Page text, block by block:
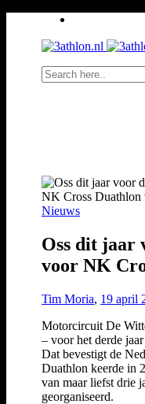
NK Cross Duathlon
Nieuws
Oss dit jaar
voor NK
Tim Moria, 19 april
Motorcircuit De
– voor het derde
Dat bevestigt de
Duathlon keerde in
van maar liefst drie
georganiseerd.